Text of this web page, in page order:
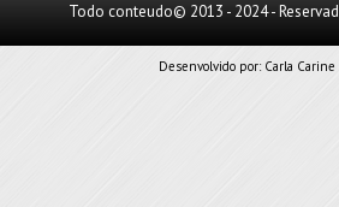
Todo conteudo© 2013 - 2024 -
Desenvolvido por: Carla Carine